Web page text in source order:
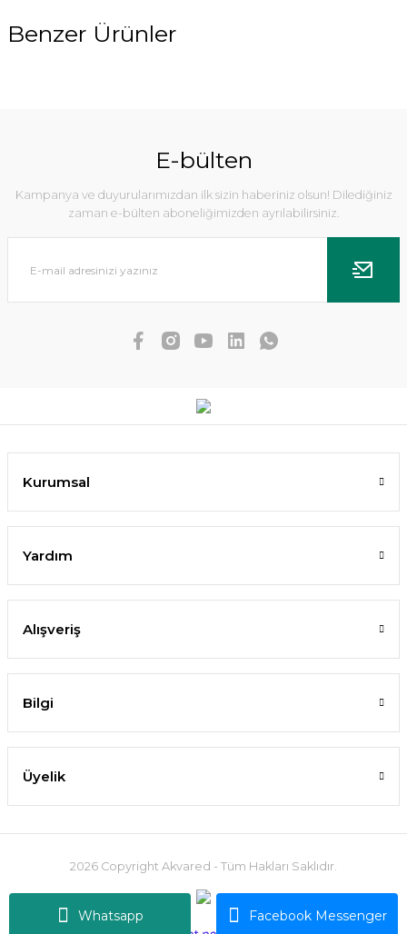
Whatsapp Facebook Messenger
Benzer Ürünler
Echinodorus small bear IN VITRO
452,28 TL
Nymphoides sp. Taiwan IN VITRO
438,99 TL
SEPETE EKLE
E-bülten
Kampanya ve duyurularımızdan ilk sizin haberiniz olsun! Dilediğiniz
zaman e-bülten aboneliğimizden ayrılabilirsiniz.
Kurumsal
Yardım
Alışveriş
Bilgi
Üyelik
2026 Copyright Akvared - Tüm Hakları Saklıdır.